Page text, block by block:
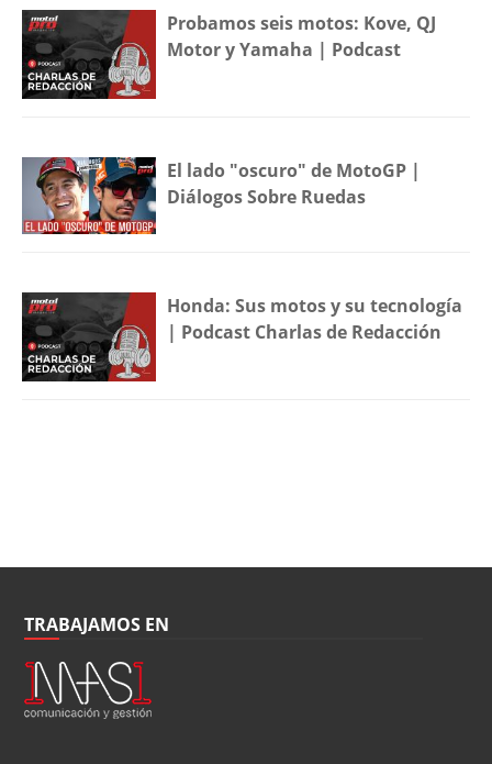
Probamos seis motos: Kove, QJ
Motor y Yamaha | Podcast
El lado "oscuro" de MotoGP |
Diálogos Sobre Ruedas
Honda: Sus motos y su tecnología
| Podcast Charlas de Redacción
TRABAJAMOS EN